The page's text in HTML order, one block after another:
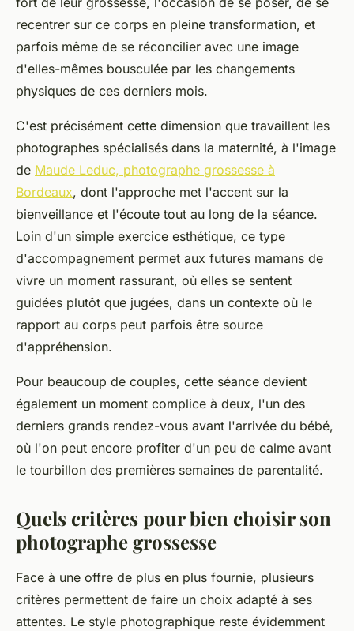
recentrer sur ce corps en pleine transformation, et
parfois même de se réconcilier avec une image
d'elles-mêmes bousculée par les changements
physiques de ces derniers mois.
C'est précisément cette dimension que travaillent les
photographes spécialisés dans la maternité, à l'image
de Maude Leduc, photographe grossesse à
Bordeaux, dont l'approche met l'accent sur la
bienveillance et l'écoute tout au long de la séance.
Loin d'un simple exercice esthétique, ce type
d'accompagnement permet aux futures mamans de
vivre un moment rassurant, où elles se sentent
guidées plutôt que jugées, dans un contexte où le
rapport au corps peut parfois être source
d'appréhension.
Pour beaucoup de couples, cette séance devient
également un moment complice à deux, l'un des
derniers grands rendez-vous avant l'arrivée du bébé,
où l'on peut encore profiter d'un peu de calme avant
le tourbillon des premières semaines de parentalité.
Quels critères pour bien choisir son
photographe grossesse
Face à une offre de plus en plus fournie, plusieurs
critères permettent de faire un choix adapté à ses
attentes. Le style photographique reste évidemment